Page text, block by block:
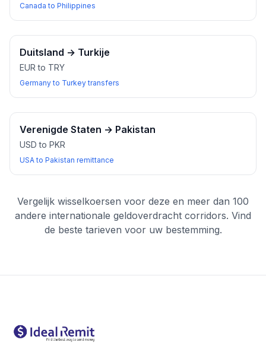
Canada to Philippines
Duitsland → Turkije
EUR to TRY
Germany to Turkey transfers
Verenigde Staten → Pakistan
USD to PKR
USA to Pakistan remittance
Vergelijk wisselkoersen voor deze en meer dan 100
andere internationale geldoverdracht corridors. Vind
de beste tarieven voor uw bestemming.